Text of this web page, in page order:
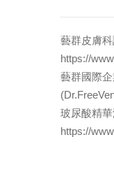
藝群皮膚
https://
藝群國際
玻尿酸精
https://